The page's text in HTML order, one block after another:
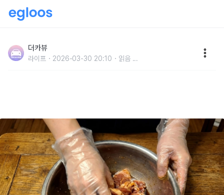
장갑을 착용하는 게 훨씬 맛있습니다
더카뷰
라이프 2026-03-30 20:10 읽음 ...